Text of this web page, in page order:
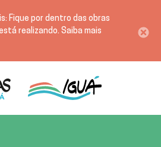
Fique por dentro das obras
realizando. Saiba mais